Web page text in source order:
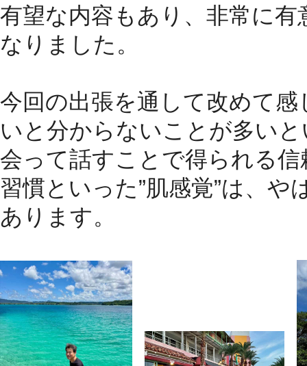
有望な内容もあり、非常に有
なりました。
今回の出張を通して改めて
いと分からないことが多い
会って話すことで得られる
習慣といった”肌感覚”は、や
あります。